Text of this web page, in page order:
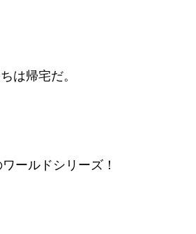
は帰宅だ。
ールドシリーズ！